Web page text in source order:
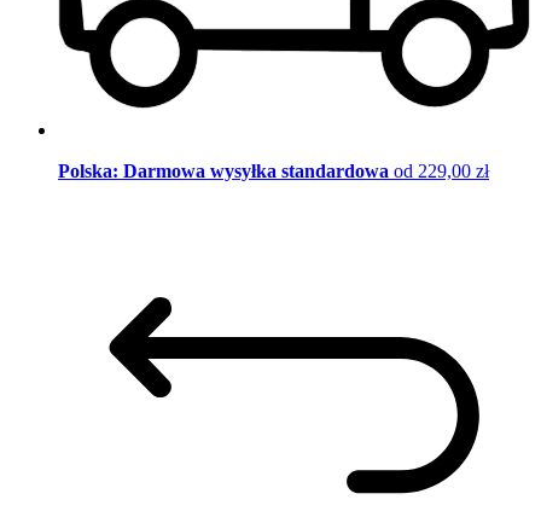
Polska: Darmowa wysyłka standardowa od 229,00 zł